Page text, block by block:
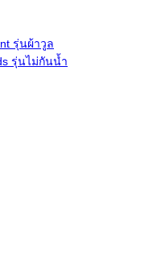
รุ่นผ้าวูล
รุ่นไม่กันน้ำ